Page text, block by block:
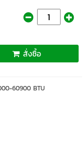
สั่งซื้อ
60900 BTU